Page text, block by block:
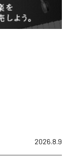
2026.8.9